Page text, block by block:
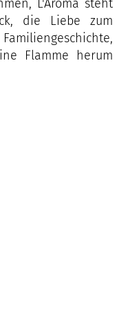
L'Aroma steht
die Liebe zum
Flamme herum